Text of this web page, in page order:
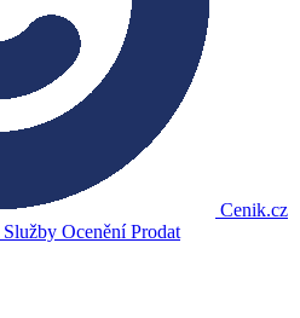
Cenik.cz
Služby OceněníProdat